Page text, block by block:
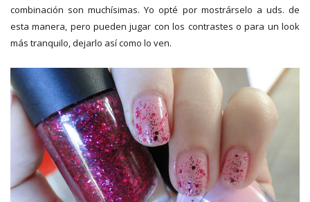
combinación son muchísimas. Yo opté por mostrárselo a uds. de
esta manera, pero pueden jugar con los contrastes o para un look
más tranquilo, dejarlo así como lo ven.